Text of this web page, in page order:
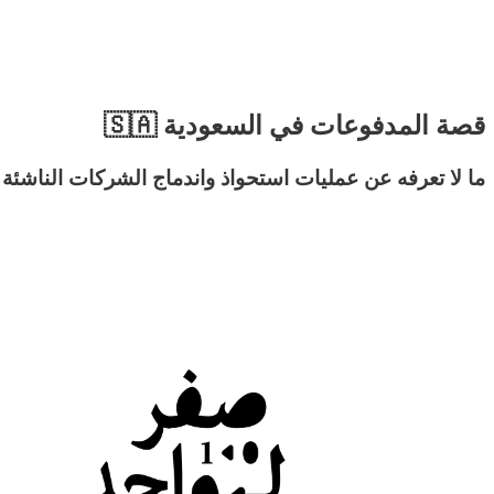
قصة المدفوعات في السعودية 🇸🇦
ما لا تعرفه عن عمليات استحواذ واندماج الشركات